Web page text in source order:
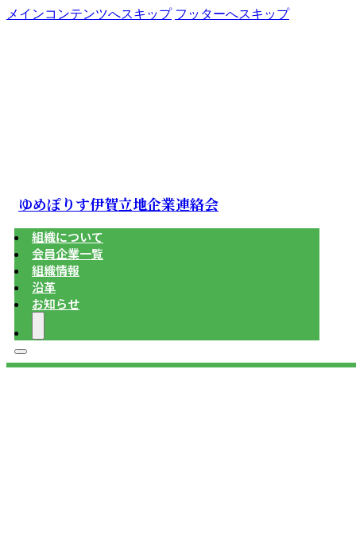
メインコンテンツへスキップ フッターへスキップ
ゆめぽりす伊賀立地企業連絡会
組織について
会員企業一覧
組織情報
沿革
お知らせ